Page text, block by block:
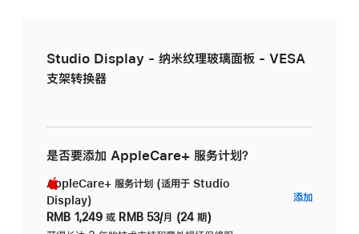
Studio Display - 纳米纹理玻璃面板 - VESA
支架转换器
是否要添加 AppleCare+ 服务计划？
AppleCare+ 服务计划 (适用于 Studio
Display)
RMB 1,249 或 RMB 53/月 (24 期)
添加